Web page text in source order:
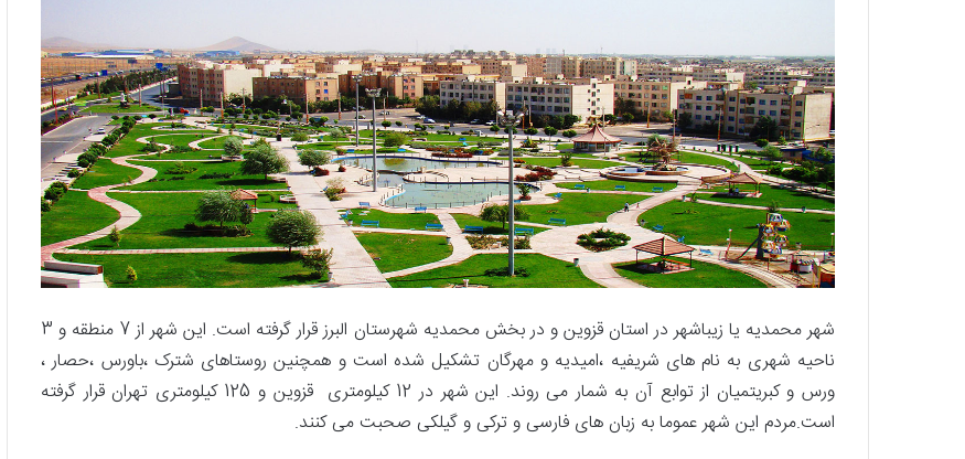
شهر محمدیه یا زیباشهر در استان قزوین و در بخش محمدیه شهرستان البرز قرار گرفته است. این شهر از 7 منطقه و 3
ناحیه شهری به نام های شریفیه ،‌امیدیه و مهرگان تشکیل شده است و همچنین روستاهای شترک ،‌باورس ،‌حصار ،
ورس و کبریتمیان از توابع آن به شمار می روند. این شهر در 12 کیلومتری قزوین و 125 کیلومتری تهران قرار گرفته
است.مردم این شهر عموما به زبان های فارسی و ترکی و گیلکی صحبت می کنند.